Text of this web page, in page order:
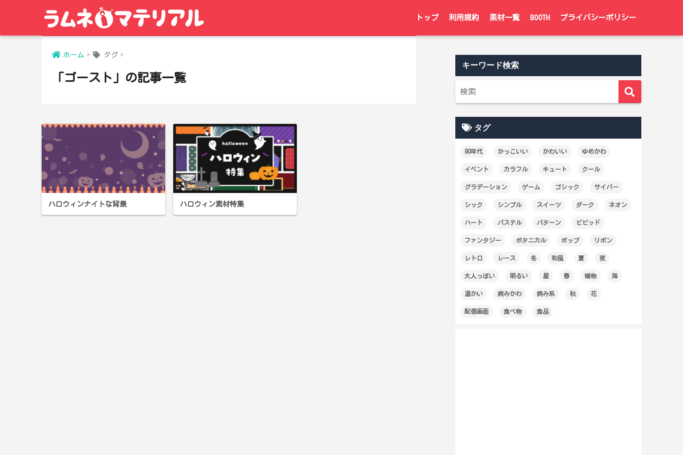
トップ 利用規約 素材一覧 BOOTH プライバシーポリシー
ホーム タグ
「ゴースト」の記事一覧
ハロウィンナイトな背景 ハロウィン素材特集
キーワード検索
タグ
90年代 かっこいい かわいい ゆめかわ
イベント カラフル キュート クール
グラデーション ゲーム ゴシック サイバー
シック シンプル スイーツ ダーク ネオン
ハート パステル パターン ビビッド
ファンタジー ボタニカル ポップ リボン
レトロ レース 冬 和風 夏 夜
大人っぽい 明るい 星 春 植物 海
温かい 病みかわ 病み系 秋 花
配信画面 食べ物 食品